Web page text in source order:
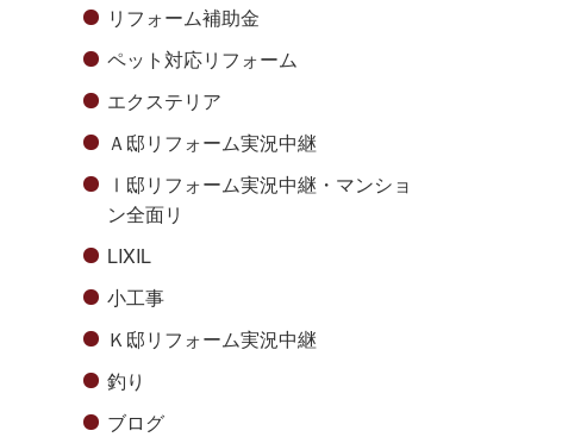
リフォーム補助金
ペット対応リフォーム
エクステリア
Ａ邸リフォーム実況中継
Ⅰ邸リフォーム実況中継・マンショ
ン全面リ
LIXIL
小工事
Ｋ邸リフォーム実況中継
釣り
ブログ